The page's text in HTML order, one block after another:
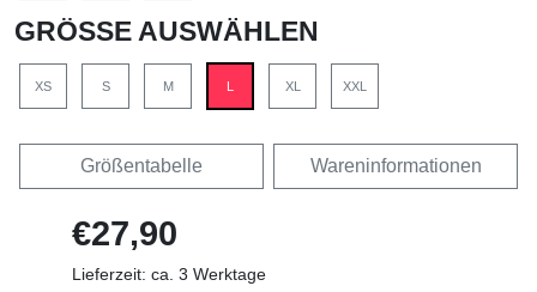
GRÖSSE AUSWÄHLEN
XS S M XL XXL
Größentabelle Wareninformationen
€27,90
Lieferzeit: ca. 3 Werktage